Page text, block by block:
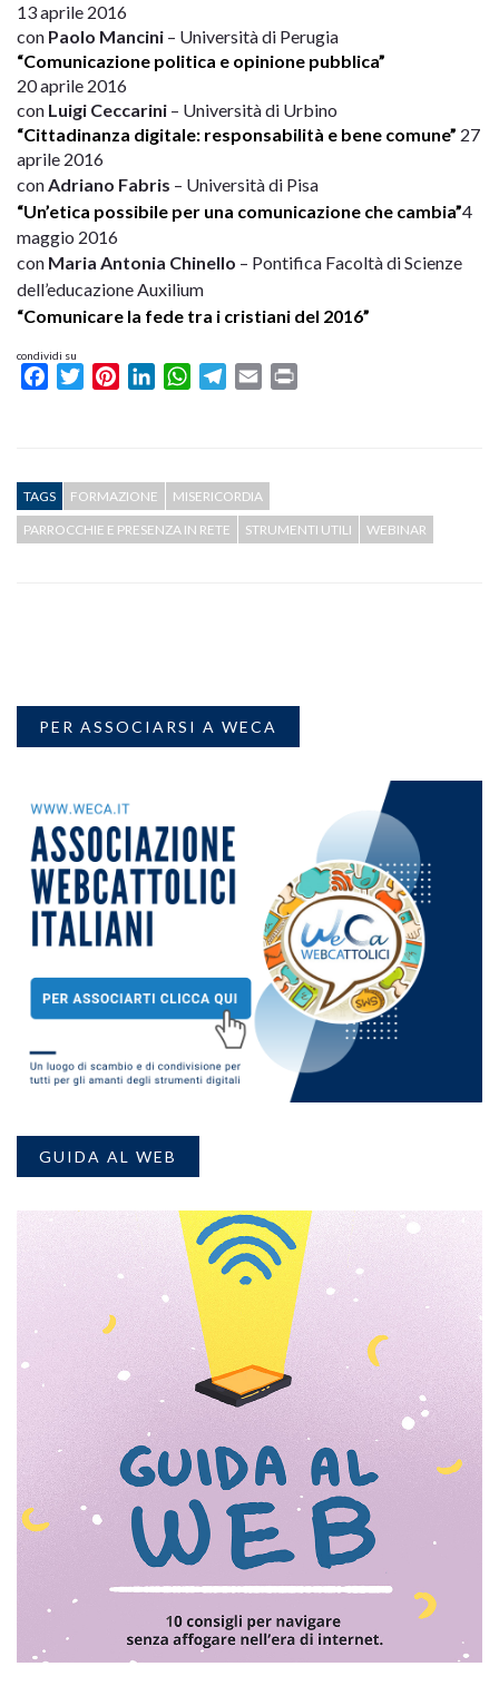
13 aprile 2016
con Paolo Mancini – Università di Perugia
“Comunicazione politica e opinione pubblica”
20 aprile 2016
con Luigi Ceccarini – Università di Urbino
“Cittadinanza digitale: responsabilità e bene comune” 27
aprile 2016
conAdriano Fabris – Università di Pisa
“Un’etica possibile per una comunicazione che cambia”4
maggio 2016
con Maria Antonia Chinello – Pontifica Facoltà di Scienze
dell’educazione Auxilium
“Comunicare la fede tra i cristiani del 2016”
condividi su
FacebookTwitterPinterestLinkedInWhatsAppTelegram
Email
TAGS FORMAZIONE
MISERICORDIA
PARROCCHIE E PRESENZA IN RETE
STRUMENTI UTILI WEBINAR
PER ASSOCIARSI A WECA
GUIDA AL WEB